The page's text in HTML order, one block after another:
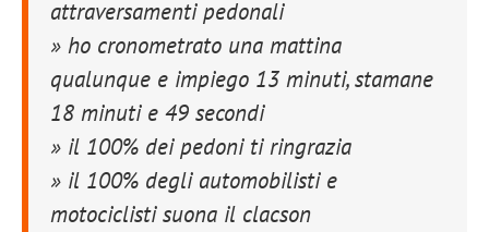
attraversamenti pedonali
» ho cronometrato una mattina
qualunque e impiego 13 minuti, stamane
18 minuti e 49 secondi
» il 100% dei pedoni ti ringrazia
» il 100% degli automobilisti e
motociclisti suona il clacson